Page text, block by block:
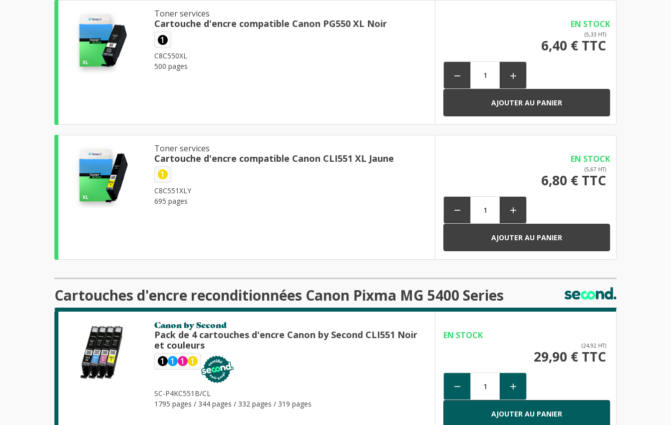
Toner services
Cartouche d'encre compatible Canon PG550 XL Noir
1
C8C550XL
500 pages
EN STOCK
(5,33 HT)
6,40 € TTC
 
AJOUTER AU PANIER
Toner services
Cartouche d'encre compatible Canon CLI551 XL Jaune
1
C8C551XLY
695 pages
EN STOCK
(5,67 HT)
6,80 € TTC
 
AJOUTER AU PANIER
Cartouches d'encre reconditionnées Canon Pixma MG 5400 Series
Canon by Second
Pack de 4 cartouches d'encre Canon by Second CLI551 Noir
et couleurs
1 1 1 1
SC-P4KC551B/CL
1795 pages / 344 pages / 332 pages / 319 pages
EN STOCK
(24,92 HT)
29,90 € TTC
 
AJOUTER AU PANIER